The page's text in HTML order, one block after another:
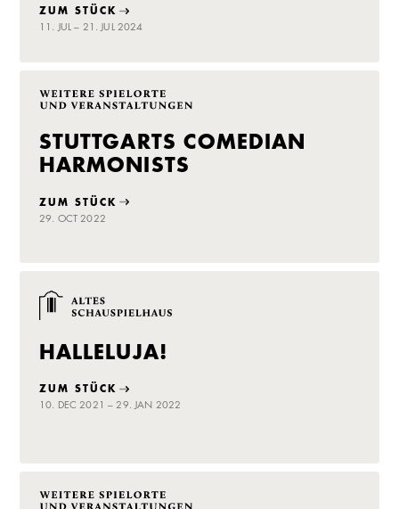
ZUM STÜCK
11. JUL – 21. JUL 2024
STUTTGARTS COMEDIAN
HARMONISTS
ZUM STÜCK
29. OCT 2022
HALLELUJA!
ZUM STÜCK
10. DEC 2021 – 29. JAN 2022